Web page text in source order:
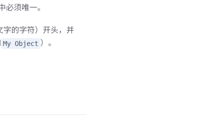
须唯一。
的字符）开头，并
My Object ）。